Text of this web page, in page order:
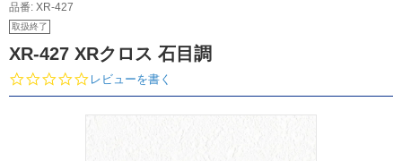
品番: XR-427
取扱終了
XR-427 XRクロス 石目調
0.
0
レビューを書く